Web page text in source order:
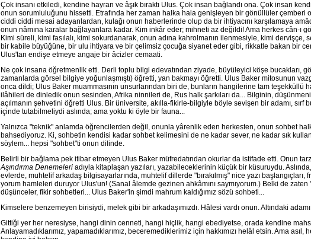
Çok insanı etkiledi, kendine hayran ve âşık bıraktı Ulus. Çok insan bağlandı ona. Çok insan
onun sorumluluğunu hissetti. Etrafında her zaman halka hala genişleyen bir gönüllüler çemberi
ciddi ciddi mesai adayanlardan, kulağı onun haberlerinde olup da bir ihtiyacını karşılamaya
onun nâmına karalar bağlayanlara kadar. Kim inkâr eder; mihneti az değildi! Ama herkes cân-ı
Kimi süreli, kimi fasılalı, kimi sokurdanarak, onun adına kahrolmanın ilenmesiyle, kimi dervişçe,
bir kabile büyüğüne, bir ulu ihtiyara ve bir çelimsiz çocuğa siyanet eder gibi, rikkatle bakan bir
Ulus'tan endişe etmeye angaje bir âcizler cemaati.
Ne çok insana öğretmenlik etti. Derli toplu bilgi edevatından ziyade, büyüleyici köşe bucakları, göz
zamanlarda görsel bilgiye yoğunlaşmıştı) öğretti, yan bakmayı öğretti. Ulus Baker mitosunun
onca dildi; Ulus Baker muammasının unsurlarından biri de, bunların hangilerine tam teşekküllü
ilâhileri de dinledik onun sesinden, Afrika ninnileri de, Rus halk şarkıları da... Bilginin,
açılmanın şehvetini öğretti Ulus. Bir üniversite, akılla-fikirle-bilgiyle böyle sevişen bir adamı, sırf
içinde tutabilmeliydi aslında; ama yoktu ki öyle bir fauna...
Yalnızca "teknik" anlamda öğrencilerden değil, onunla yârenlik eden herkesten, onun sohbet
bahsediyoruz. Ki, sohbetin kendisi kadar sohbet kelimesini de ne kadar sever, ne kadar sık
söylem... hepsi "sohbet"ti onun dilinde.
Belirli bir bağlama pek itibar etmeyen Ulus Baker müfredatından okurlar da istifade etti. Onun
Aşındırma Denemeleri adıyla kitaplaşan yazıları, yazabileceklerinin küçük bir küsuruydu.
evlerde, muhtelif arkadaş bilgisayarlarında, muhtelif dillerde "bırakılmış" nice yazı başlangıçları,
yorum hamleleri duruyor Ulus'un! (Sanal âlemde gezinen ahkâmını saymıyorum.) Belki de zaten
düşünceler, fikir sohbetleri... Ulus Baker'in şimdi mahrum kaldığımız sözü sohbeti...
Kimselere benzemeyen birisiydi, melek gibi bir arkadaşımızdı. Hâlesi vardı onun. Altındaki
Gittiği yer her neresiyse, hangi dinin cenneti, hangi hiçlik, hangi ebediyetse, orada kendine
Anlayamadıklarımız, yapamadıklarımız, beceremediklerimiz için hakkımızı helâl etsin. Ama asıl,